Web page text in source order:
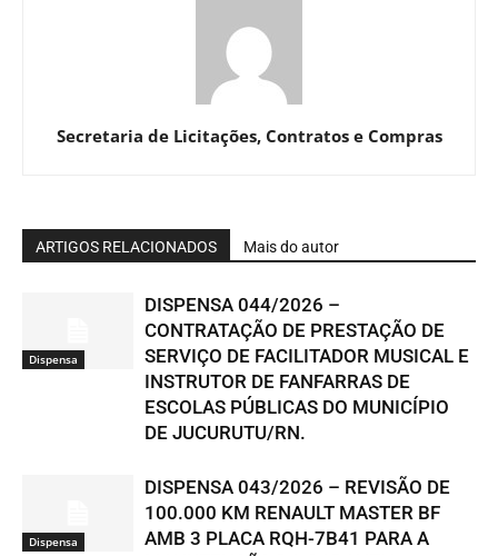
Secretaria de Licitações, Contratos e Compras
ARTIGOS RELACIONADOS Mais do autor
Dispensa
DISPENSA 044/2026 –
CONTRATAÇÃO DE PRESTAÇÃO DE
SERVIÇO DE FACILITADOR MUSICAL E
INSTRUTOR DE FANFARRAS DE
ESCOLAS PÚBLICAS DO MUNICÍPIO
DE JUCURUTU/RN.
Dispensa
DISPENSA 043/2026 – REVISÃO DE
100.000 KM RENAULT MASTER BF
AMB 3 PLACA RQH-7B41 PARA A